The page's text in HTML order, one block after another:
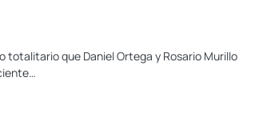
totalitario que Daniel Ortega y Rosario Murillo